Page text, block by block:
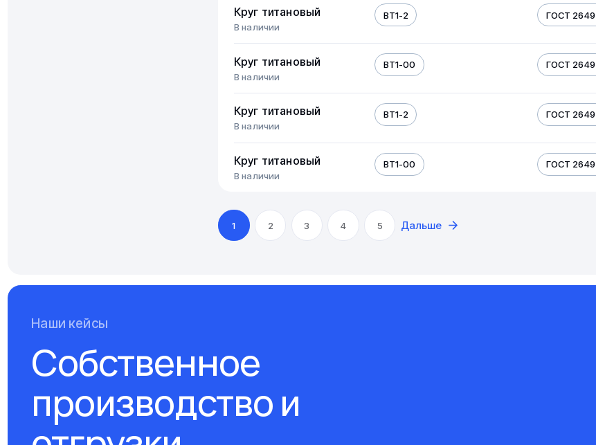
Круг титановый
В наличии
ВТ1-2 ГОСТ
Круг титановый
В наличии
ВТ1-00 ГОСТ
Круг титановый
В наличии
ВТ1-2 ГОСТ
Круг титановый
В наличии
ВТ1-00 ГОСТ
1 2 3 4 5 Дальше
Наши кейсы
Собственное
производство и